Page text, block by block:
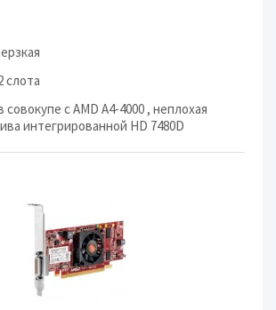
слота
совокупе с AMD A4-4000 , неплохая
интегрированной HD 7480D